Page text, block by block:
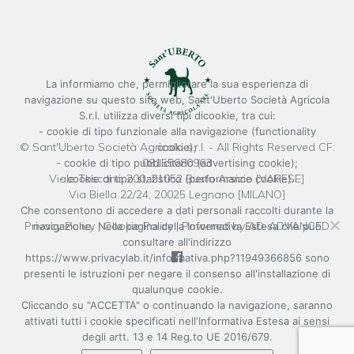
© Sant'Uberto Società Agricola s.r.l. - All Rights Reserved CF:
08155680963
Viale Toscana 200, 21052 Busto Arsizio [VARESE]
Via Biella 22/24, 20025 Legnano [MILANO]
Privacy Policy |Cookie Policy| Powered byAD-ADVANCED
La informiamo che, permigliorare la sua esperienza di
navigazione su questo sito web, Sant'Uberto Società Agricola
S.r.l. utilizza diversi tipi dicookie, tra cui:
- cookie di tipo funzionale alla navigazione (functionality
cookie);
- cookie di tipo pubblicitario (advertising cookie);
- cookie di tipo statistico (performance cookie).
Che consentono di accedere a dati personali raccolti durante la
navigazione. Nella pagina della Informativa Estesa che può
consultare all'indirizzo
https://www.privacylab.it/informativa.php?11949366856 sono
presenti le istruzioni per negare il consenso all'installazione di
qualunque cookie.
Cliccando su "ACCETTA" o continuando la navigazione, saranno
attivati tutti i cookie specificati nell'Informativa Estesa ai sensi
degli artt. 13 e 14 Reg.to UE 2016/679.